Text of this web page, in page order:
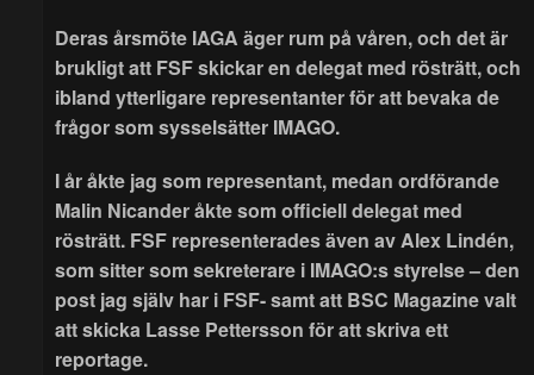
Deras årsmöte IAGA äger rum på våren, och det är
brukligt att FSF skickar en delegat med rösträtt, och
ibland ytterligare representanter för att bevaka de
frågor som sysselsätter IMAGO.
I år åkte jag som representant, medan ordförande
Malin Nicander åkte som officiell delegat med
rösträtt. FSF representerades även av Alex Lindén,
som sitter som sekreterare i IMAGO:s styrelse – den
post jag själv har i FSF- samt att BSC Magazine valt
att skicka Lasse Pettersson för att skriva ett
reportage.